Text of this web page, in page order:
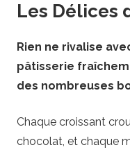
Les Délices
Rien ne rivalise
pâtisserie
des nombreuses
Chaque croissant
chocolat, et chaque